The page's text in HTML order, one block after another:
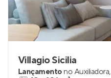
Villagio Sicilia
Lançamentono Auxiliadora,